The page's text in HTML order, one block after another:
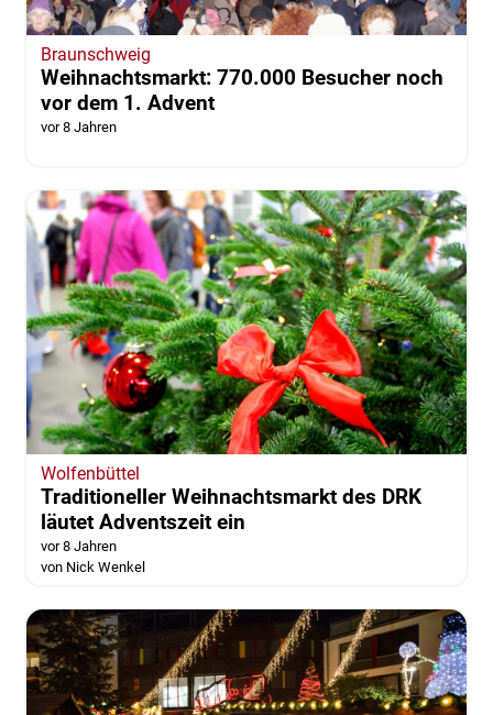
Braunschweig
Weihnachtsmarkt: 770.000 Besucher noch
vor dem 1. Advent
vor 8 Jahren
Wolfenbüttel
Traditioneller Weihnachtsmarkt des DRK
läutet Adventszeit ein
vor 8 Jahren
von Nick Wenkel